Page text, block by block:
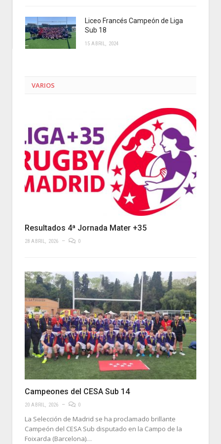
Liceo Francés Campeón de Liga
Sub 18
15 ABRIL, 2024
VARIOS
Resultados 4ª Jornada Mater +35
28 ABRIL, 2026 0
Campeones del CESA Sub 14
20 ABRIL, 2026 0
La Selección de Madrid se ha proclamado brillante
Campeón del CESA Sub disputado en la Campo de la
Foixarda (Barcelona)…